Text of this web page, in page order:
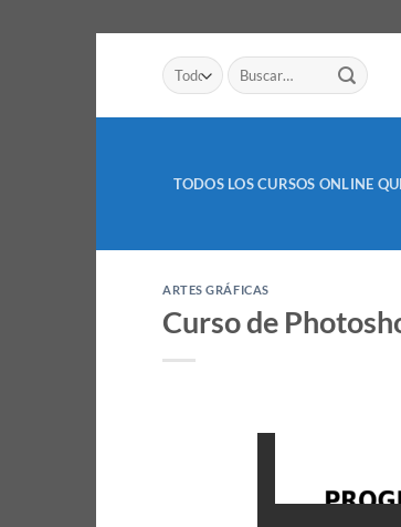
Buscar
por:
TODOS LOS CURSOS ONLINE
ARTES GRÁFICAS
Curso de